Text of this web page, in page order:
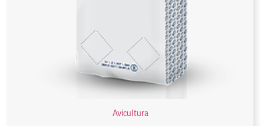
Avicultura